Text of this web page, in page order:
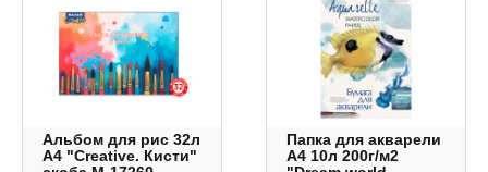
Альбом для рис 32л
А4 "Creative. Кисти"
Папка для акварели
А4 10л 200г/м2